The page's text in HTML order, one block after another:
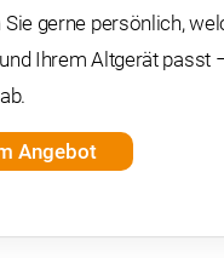
Sie gerne persönlich,
Ihrem Altgerät passt
Angebot